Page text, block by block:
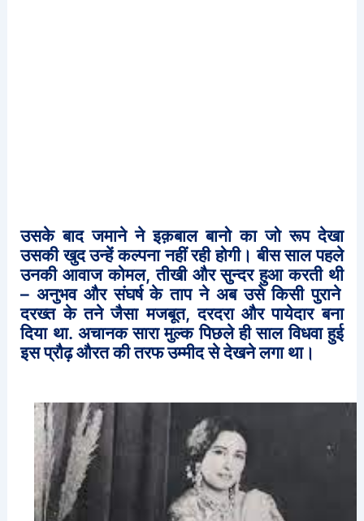
उसके बाद जमाने ने इक़बाल बानो का जो रूप देखा
उसकी खुद उन्हें कल्पना नहीं रही होगी। बीस साल पहले
उनकी आवाज कोमल,तीखी और सुन्दर हुआ करती थी
–अनुभव और संघर्ष के ताप ने अब उसे किसी पुराने
दरख्त के तने जैसा मजबूत,दरदरा और पायेदार बना
दिया था. अचानक सारा मुल्क पिछले ही साल विधवा हुई
इसप्रौढ़औरतकीतरफउम्मीदसेदेखनेलगा था।